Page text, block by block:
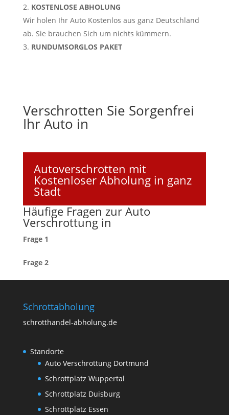
KOSTENLOSE ABHOLUNG
Wir holen Ihr Auto Kostenlos aus ganz Deutschland
ab. Sie brauchen Sich um nichts kümmern.
RUNDUMSORGLOS PAKET
Verschrotten Sie Sorgenfrei
Ihr Auto in
Autoverschrotten mit
Kostenloser Abholung in ganz
Stadt
Häufige Fragen zur Auto
Verschrottung in
Frage 1
Frage 2
Schrottabholung
schrotthandel-abholung.de
Standorte
Auto Verschrottung Dortmund
Schrottplatz Wuppertal
Schrottplatz Duisburg
Schrottplatz Essen